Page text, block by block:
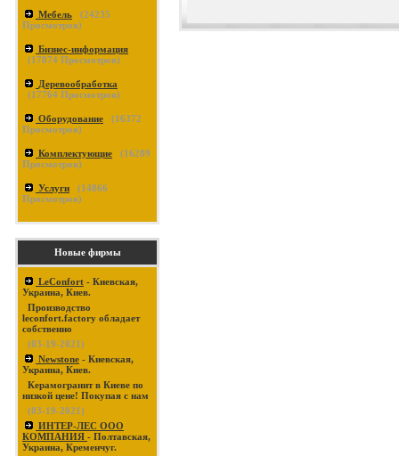
Мебель (24235
Просмотров)
Бизнес-информация
(17874 Просмотров)
Деревообработка
(17764 Просмотров)
Оборудование (16372
Просмотров)
Комплектующие (16289
Просмотров)
Услуги (14866
Просмотров)
Новые фирмы
LeConfort - Киевская,
Украина, Киев.
Производство
leconfort.factory обладает
собственно
(03-19-2021)
Newstone - Киевская,
Украина, Киев.
Керамогранит в Киеве по
низкой цене! Покупая с нам
(03-19-2021)
ИНТЕР-ЛЕС ООО
КОМПАНИЯ - Полтавская,
Украина, Кременчуг.